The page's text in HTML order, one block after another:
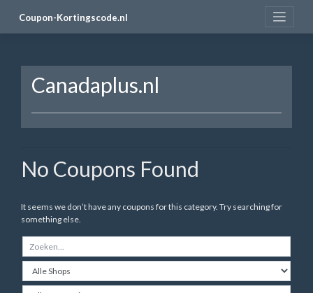
Coupon-Kortingscode.nl
Canadaplus.nl
No Coupons Found
It seems we don’t have any coupons for this category. Try searching for
something else.